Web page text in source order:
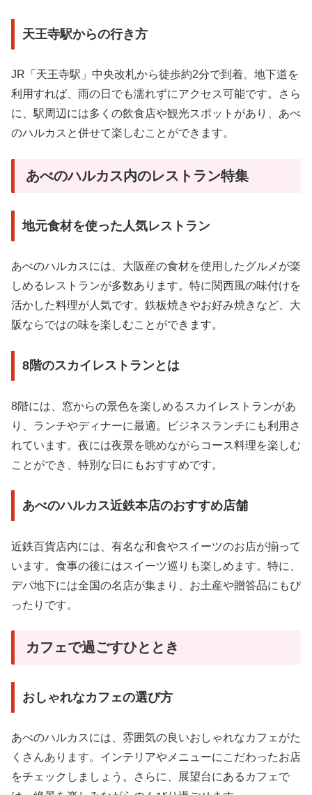
天王寺駅からの行き方
JR「天王寺駅」中央改札から徒歩約2分で到着。地下道を
利用すれば、雨の日でも濡れずにアクセス可能です。さら
に、駅周辺には多くの飲食店や観光スポットがあり、あべ
のハルカスと併せて楽しむことができます。
あべのハルカス内のレストラン特集
地元食材を使った人気レストラン
あべのハルカスには、大阪産の食材を使用したグルメが楽
しめるレストランが多数あります。特に関西風の味付けを
活かした料理が人気です。鉄板焼きやお好み焼きなど、大
阪ならではの味を楽しむことができます。
8階のスカイレストランとは
8階には、窓からの景色を楽しめるスカイレストランがあ
り、ランチやディナーに最適。ビジネスランチにも利用さ
れています。夜には夜景を眺めながらコース料理を楽しむ
ことができ、特別な日にもおすすめです。
あべのハルカス近鉄本店のおすすめ店舗
近鉄百貨店内には、有名な和食やスイーツのお店が揃って
います。食事の後にはスイーツ巡りも楽しめます。特に、
デパ地下には全国の名店が集まり、お土産や贈答品にもぴ
ったりです。
カフェで過ごすひととき
おしゃれなカフェの選び方
あべのハルカスには、雰囲気の良いおしゃれなカフェがた
くさんあります。インテリアやメニューにこだわったお店
をチェックしましょう。さらに、展望台にあるカフェで